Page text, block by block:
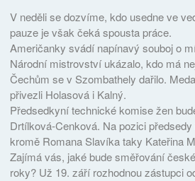
V neděli se dozvíme, kdo usedne ve
pauze je však čeká spousta práce.
Američanky svádí napínavý souboj o
Národní mistrovství ukázalo, kdo má
Čechům se v Szombathely dařilo.
přivezli Holasová i Kalný.
Předsedkyní technické komise žen
Drtílková-Cenková. Na pozici
kromě Romana Slavíka taky Kateřina
Zajímá vás, jaké bude směřování
roky? Už 19. září rozhodnou zástupci